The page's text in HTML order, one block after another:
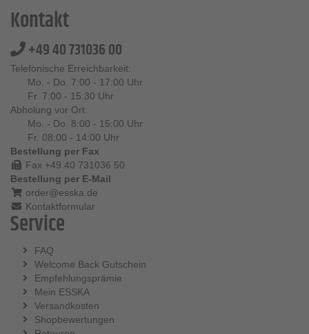
Kontakt
+49 40 731036 00
Telefonische Erreichbarkeit:
Mo. - Do. 7:00 - 17:00 Uhr
Fr. 7:00 - 15:30 Uhr
Abholung vor Ort:
Mo. - Do. 8:00 - 15:00 Uhr
Fr. 08:00 - 14:00 Uhr
Bestellung per Fax
Fax +49 40 731036 50
Bestellung per E-Mail
order@esska.de
Kontaktformular
Service
FAQ
Welcome Back Gutschein
Empfehlungsprämie
Mein ESSKA
Versandkosten
Shopbewertungen